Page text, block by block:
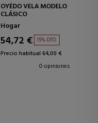
OYÉDO VELA MODELO
CLÁSICO
Hogar
54,72 € 15% DTO.
Precio habitual 64,00 €
0 opiniones